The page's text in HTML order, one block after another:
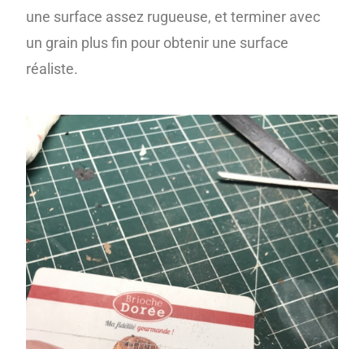
une surface assez rugueuse, et terminer avec
un grain plus fin pour obtenir une surface
réaliste.